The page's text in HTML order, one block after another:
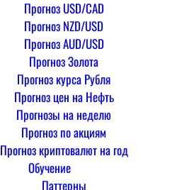
Прогноз USD/CAD
Прогноз NZD/USD
Прогноз AUD/USD
Прогноз Золота
Прогноз курса Рубля
Прогноз цен на Нефть
Прогнозы на неделю
Прогноз по акциям
Прогноз криптовалют на год
Обучение
Паттерны